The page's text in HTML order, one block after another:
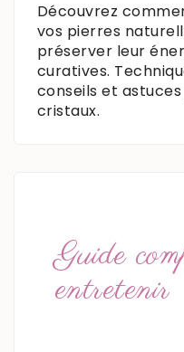
Découvrez
vos pierres
préserver leur
curatives.
conseils et
cristaux.
Guide
entretenir